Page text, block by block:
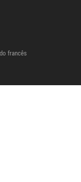
francês